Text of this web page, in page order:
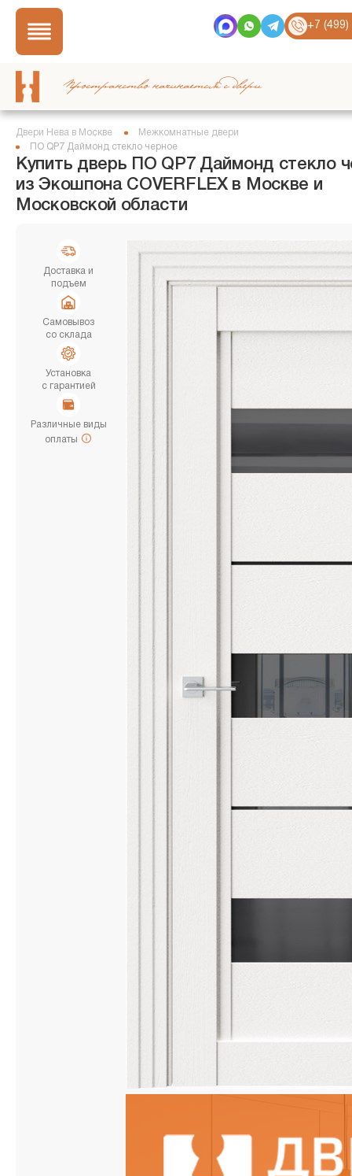
+7
Пространство начинается с двери
Двери Нева в Москве
Межкомнатные двери
ПО QP7 Даймонд стекло черное
Купить дверь ПО QP7 Даймонд стекло
из Экошпона COVERFLEX в Москве и
Московской области
Доставка и
подъем
Самовывоз
со склада
Установка
с гарантией
Различные виды
оплаты